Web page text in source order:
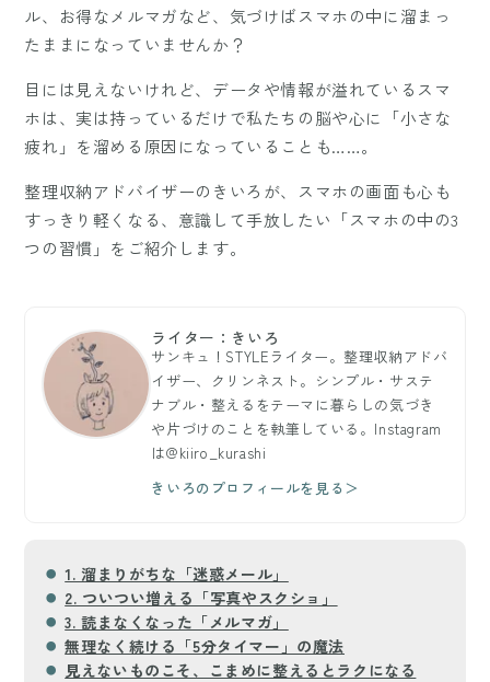
ル、お得なメルマガなど、気づけばスマホの中に溜まっ
たままになっていませんか？
目には見えないけれど、データや情報が溢れているスマ
ホは、実は持っているだけで私たちの脳や心に「小さな
疲れ」を溜める原因になっていることも……。
整理収納アドバイザーのきいろが、スマホの画面も心も
すっきり軽くなる、意識して手放したい「スマホの中の3
つの習慣」をご紹介します。
ライター：きいろ
サンキュ！STYLEライター。整理収納アドバ
イザー、クリンネスト。シンプル・サステ
ナブル・整えるをテーマに暮らしの気づき
や片づけのことを執筆している。Instagram
は@kiiro_kurashi
きいろのプロフィールを見る＞
1. 溜まりがちな「迷惑メール」
2. ついつい増える「写真やスクショ」
3. 読まなくなった「メルマガ」
無理なく続ける「5分タイマー」の魔法
見えないものこそ、こまめに整えるとラクになる